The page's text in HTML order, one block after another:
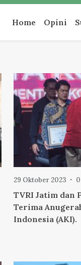
Home Opini
29 Oktober 2023
TVRI Jatim dan
Terima
Indonesia (AKI).